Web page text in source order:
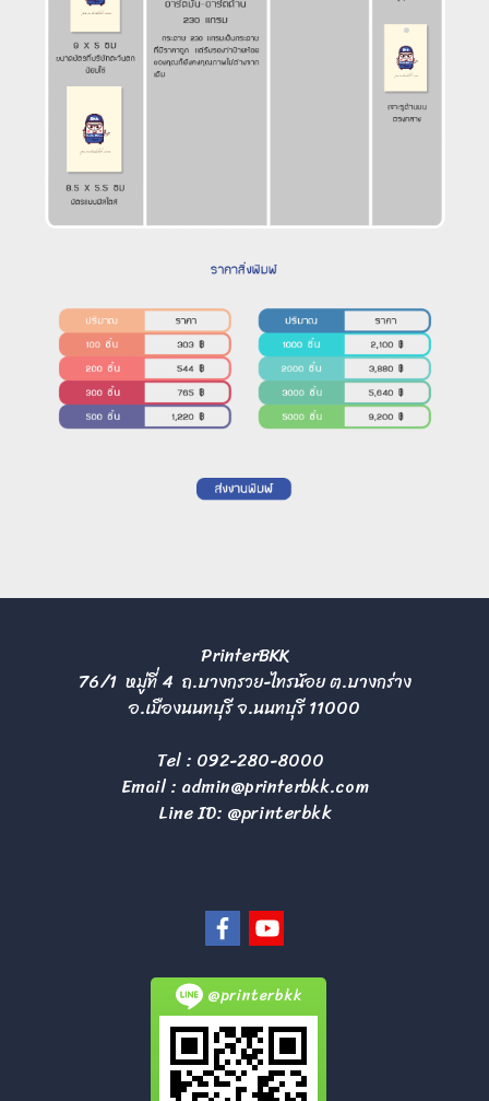
PrinterBKK
76/1 หมู่ที่ 4 ถ.บางกรวย-ไทรน้อย ต.บางกร่าง
อ.เมืองนนทบุรี จ.นนทบุรี 11000
Tel : 092-280-8000
Email : admin@printerbkk.com
Line ID: @printerbkk
@printerbkk